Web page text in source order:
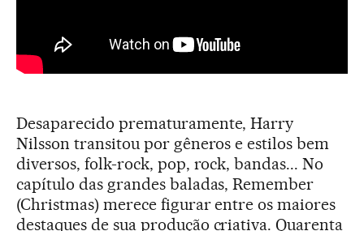
Desaparecido prematuramente, Harry
Nilsson transitou por gêneros e estilos bem
diversos, folk-rock, pop, rock, bandas... No
capítulo das grandes baladas, Remember
(Christmas) merece figurar entre os maiores
destaques de sua produção criativa. Quarenta